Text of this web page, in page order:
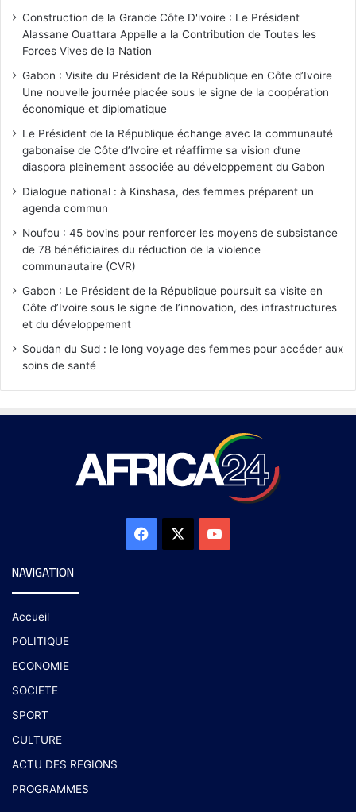
Construction de la Grande Côte D'ivoire : Le Président
Alassane Ouattara Appelle a la Contribution de Toutes les
Forces Vives de la Nation
Gabon : Visite du Président de la République en Côte d’Ivoire
Une nouvelle journée placée sous le signe de la coopération
économique et diplomatique
Le Président de la République échange avec la communauté
gabonaise de Côte d’Ivoire et réaffirme sa vision d’une
diaspora pleinement associée au développement du Gabon
Dialogue national : à Kinshasa, des femmes préparent un
agenda commun
Noufou : 45 bovins pour renforcer les moyens de subsistance
de 78 bénéficiaires du réduction de la violence
communautaire (CVR)
Gabon : Le Président de la République poursuit sa visite en
Côte d’Ivoire sous le signe de l’innovation, des infrastructures
et du développement
Soudan du Sud : le long voyage des femmes pour accéder aux
soins de santé
NAVIGATION
Accueil
POLITIQUE
ECONOMIE
SOCIETE
SPORT
CULTURE
ACTU DES REGIONS
PROGRAMMES